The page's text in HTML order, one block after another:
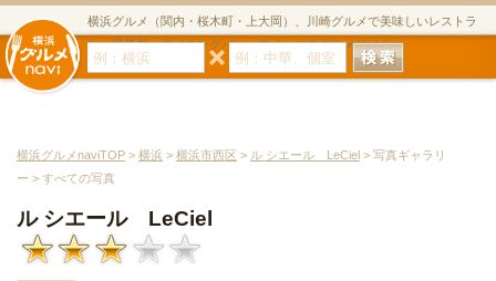
横浜グルメ（関内・桜木町・上大岡）、川崎グルメで美味しいレストラ
ン・居酒屋・ダイニングバー・スイーツのグルメサイト
横浜グルメnaviTOP > 横浜 > 横浜市西区 > ル シエール LeCiel > 写真ギャラリ
ー > すべての写真
ル シエール LeCiel